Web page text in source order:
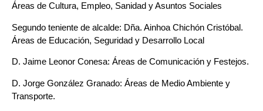
Áreas de Cultura, Empleo, Sanidad y Asuntos Sociales
Segundo teniente de alcalde: Dña. Ainhoa Chichón Cristóbal.
Áreas de Educación, Seguridad y Desarrollo Local
D. Jaime Leonor Conesa: Áreas de Comunicación y Festejos.
D. Jorge González Granado: Áreas de Medio Ambiente y
Transporte.